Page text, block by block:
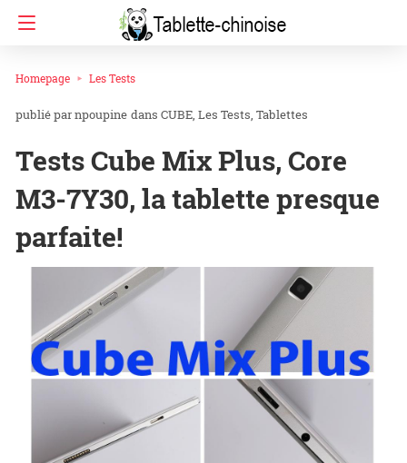
Homepage Les Tests
npoupine dans CUBE Les Tests Tablettes
Tests Cube Mix Plus, Core
M3-7Y30, la tablette presque
parfaite!